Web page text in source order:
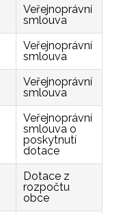
Veřejnoprávní
smlouva
Veřejnoprávní
smlouva
Veřejnoprávní
smlouva
Veřejnoprávní
smlouva o
poskytnutí
dotace
Dotace z
rozpočtu
obce